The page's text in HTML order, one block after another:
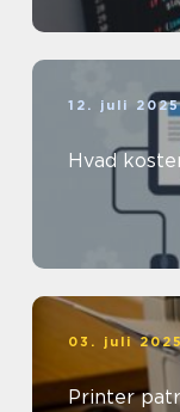
12. juli 2025
Hvad
03. juli 2025
Printer